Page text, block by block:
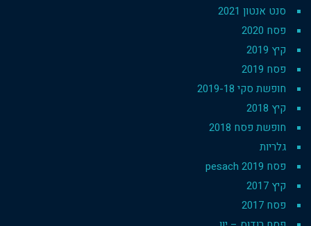
סנט אנטון 2021
פסח 2020
קיץ 2019
פסח 2019
חופשת סקי 2019-18
קיץ 2018
חופשת פסח 2018
גלריות
פסח 2019 pesach
קיץ 2017
פסח 2017